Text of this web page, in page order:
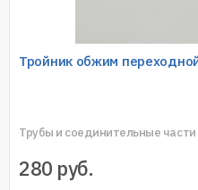
Тройник обжим
Трубы и соединительные части
280 руб.